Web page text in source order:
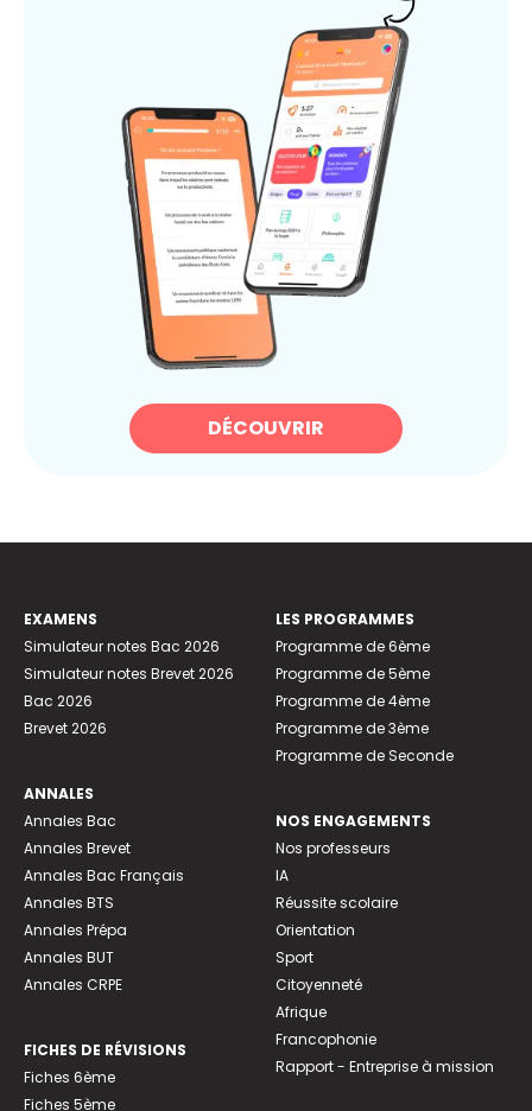
DÉCOUVRIR
EXAMENS
Simulateur notes Bac 2026
Simulateur notes Brevet 2026
Bac 2026
Brevet 2026
ANNALES
Annales Bac
Annales Brevet
Annales Bac Français
Annales BTS
Annales Prépa
Annales BUT
Annales CRPE
FICHES DE RÉVISIONS
Fiches 6ème
Fiches 5ème
LES PROGRAMMES
Programme de 6ème
Programme de 5ème
Programme de 4ème
Programme de 3ème
Programme de Seconde
NOS ENGAGEMENTS
Nos professeurs
IA
Réussite scolaire
Orientation
Sport
Citoyenneté
Afrique
Francophonie
Rapport - Entreprise à mission